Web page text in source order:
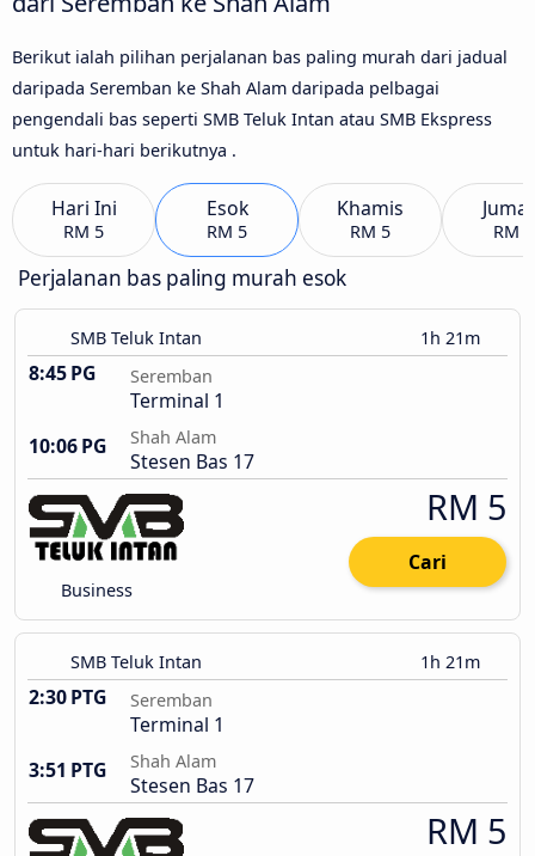
Berikut ialah pilihan perjalanan bas paling murah dari jadual
daripada Seremban ke Shah Alam daripada pelbagai
pengendali bas seperti SMB Teluk Intan atau SMB Ekspress
untuk hari-hari berikutnya .
Hari Ini
RM 5
Esok
RM 5
Khamis
RM 5 RM 5
Perjalanan bas paling murah esok
SMB Teluk Intan 1h 21m
8:45 PG Seremban
Terminal 1
10:06 PG
Shah Alam
Stesen Bas 17
Business
RM 5
Cari
SMB Teluk Intan 1h 21m
2:30 PTG Seremban
Terminal 1
3:51 PTG
Shah Alam
Stesen Bas 17
RM 5